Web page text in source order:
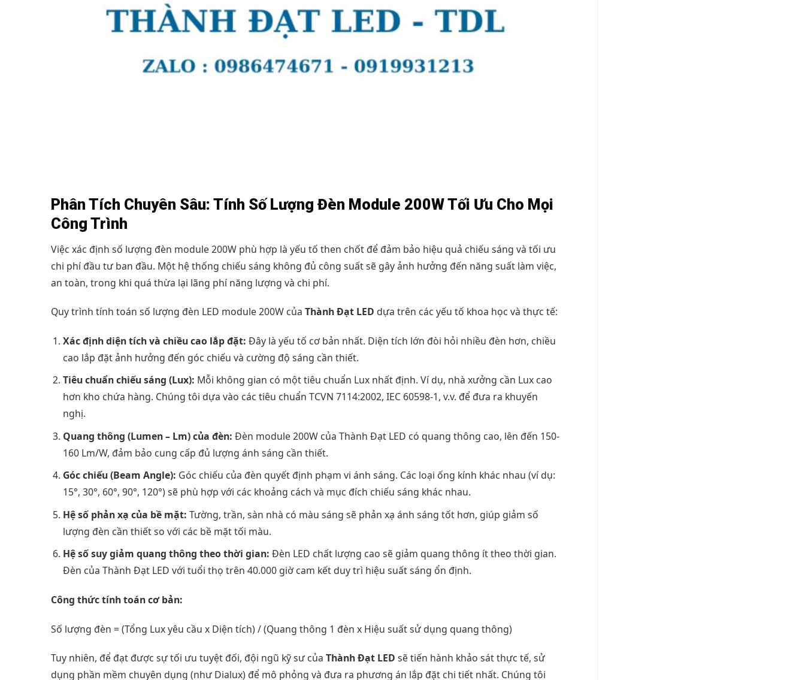
Phân Tích Chuyên Sâu: Tính Số Lượng Đèn Module 200W Tối Ưu Cho Mọi
Công Trình
Việc xác định số lượng đèn module 200W phù hợp là yếu tố then chốt để đảm bảo hiệu quả chiếu sáng và tối ưu
chi phí đầu tư ban đầu. Một hệ thống chiếu sáng không đủ công suất sẽ gây ảnh hưởng đến năng suất làm việc,
an toàn, trong khi quá thừa lại lãng phí năng lượng và chi phí.
Quy trình tính toán số lượng đèn LED module 200W của Thành Đạt LED dựa trên các yếu tố khoa học và thực tế:
Xác định diện tích và chiều cao lắp đặt: Đây là yếu tố cơ bản nhất. Diện tích lớn đòi hỏi nhiều đèn hơn, chiều
cao lắp đặt ảnh hưởng đến góc chiếu và cường độ sáng cần thiết.
Tiêu chuẩn chiếu sáng (Lux): Mỗi không gian có một tiêu chuẩn Lux nhất định. Ví dụ, nhà xưởng cần Lux cao
hơn kho chứa hàng. Chúng tôi dựa vào các tiêu chuẩn TCVN 7114:2002, IEC 60598-1, v.v. để đưa ra khuyến
nghị.
Quang thông (Lumen – Lm) của đèn: Đèn module 200W của Thành Đạt LED có quang thông cao, lên đến 150-
160 Lm/W, đảm bảo cung cấp đủ lượng ánh sáng cần thiết.
Góc chiếu (Beam Angle): Góc chiếu của đèn quyết định phạm vi ánh sáng. Các loại ống kính khác nhau (ví dụ:
15°, 30°, 60°, 90°, 120°) sẽ phù hợp với các khoảng cách và mục đích chiếu sáng khác nhau.
Hệ số phản xạ của bề mặt: Tường, trần, sàn nhà có màu sáng sẽ phản xạ ánh sáng tốt hơn, giúp giảm số
lượng đèn cần thiết so với các bề mặt tối màu.
Hệ số suy giảm quang thông theo thời gian: Đèn LED chất lượng cao sẽ giảm quang thông ít theo thời gian.
Đèn của Thành Đạt LED với tuổi thọ trên 40.000 giờ cam kết duy trì hiệu suất sáng ổn định.
Công thức tính toán cơ bản:
Số lượng đèn = (Tổng Lux yêu cầu x Diện tích) / (Quang thông 1 đèn x Hiệu suất sử dụng quang thông)
Tuy nhiên, để đạt được sự tối ưu tuyệt đối, đội ngũ kỹ sư của Thành Đạt LED sẽ tiến hành khảo sát thực tế, sử
dụng phần mềm chuyên dụng (như Dialux) để mô phỏng và đưa ra phương án lắp đặt chi tiết nhất. Chúng tôi